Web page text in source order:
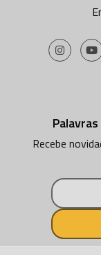
Recebe